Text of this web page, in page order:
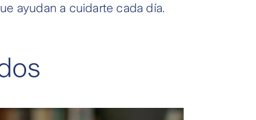
ayudan a cuidarte cada día.